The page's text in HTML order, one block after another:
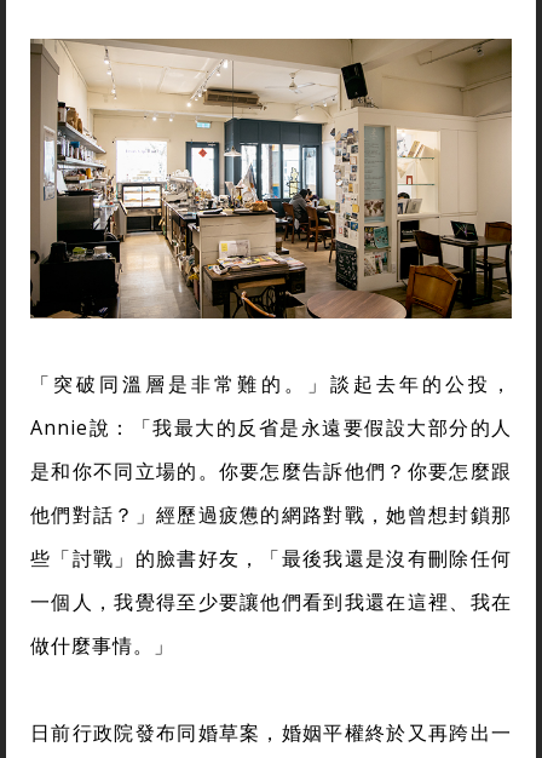
「突破同溫層是非常難的。」談起去年的公投，
Annie說：「我最大的反省是永遠要假設大部分的人
是和你不同立場的。你要怎麼告訴他們？你要怎麼跟
他們對話？」經歷過疲憊的網路對戰，她曾想封鎖那
些「討戰」的臉書好友，「最後我還是沒有刪除任何
一個人，我覺得至少要讓他們看到我還在這裡、我在
做什麼事情。」
日前行政院發布同婚草案，婚姻平權終於又再跨出一